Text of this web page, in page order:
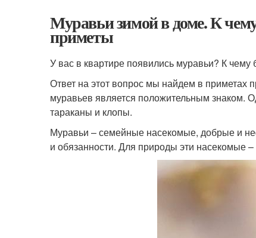
Муравьи зимой в доме. К
приметы
У вас в квартире появились муравьи? К чему
Ответ на этот вопрос мы найдем в
муравьев является положительным знаком.
тараканы и клопы.
Муравьи – семейные насекомые, добрые и
и обязанности. Для природы эти насекомые